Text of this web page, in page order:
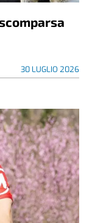
30 LUGLIO 2026